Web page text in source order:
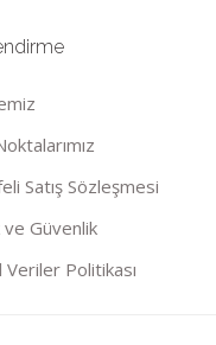
Satış Sözleşmesi
ve Güvenlik
Veriler Politikası